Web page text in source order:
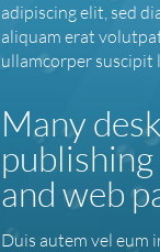
adipiscing elit, sed
aliquam erat
ullamcorper suscipit
Many
publishing
and web
Duis autem vel eum